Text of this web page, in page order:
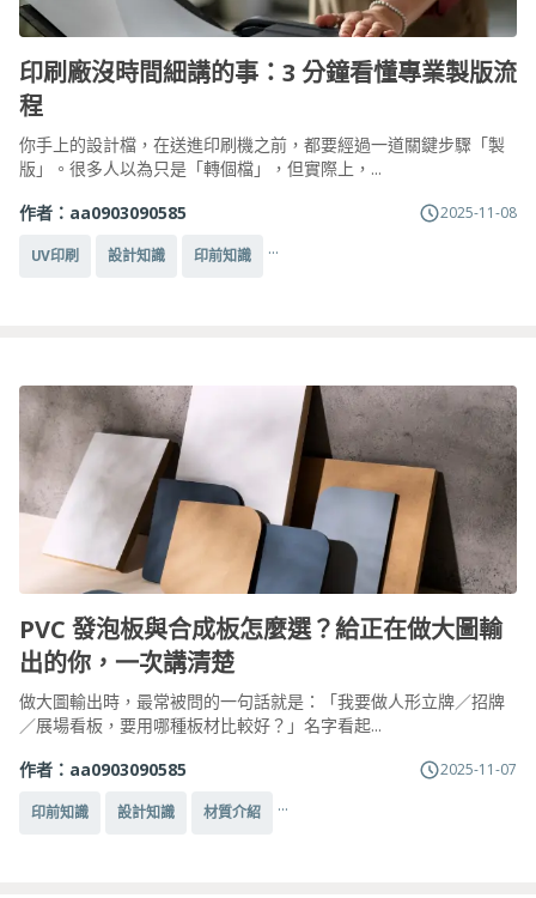
印刷廠沒時間細講的事：3 分鐘看懂專業製版流
程
你手上的設計檔，在送進印刷機之前，都要經過一道關鍵步驟「製
版」。很多人以為只是「轉個檔」，但實際上，...
作者： aa0903090585 2025-11-08
UV印刷 設計知識 印前知識 ...
PVC 發泡板與合成板怎麼選？給正在做大圖輸
出的你，一次講清楚
做大圖輸出時，最常被問的一句話就是：「我要做人形立牌／招牌
／展場看板，要用哪種板材比較好？」名字看起...
作者： aa0903090585 2025-11-07
印前知識 設計知識 材質介紹 ...